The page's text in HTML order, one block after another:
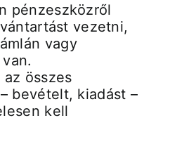
pénzeszközről
vezetni,
vagy
összes
bevételt, kiadást –
kell